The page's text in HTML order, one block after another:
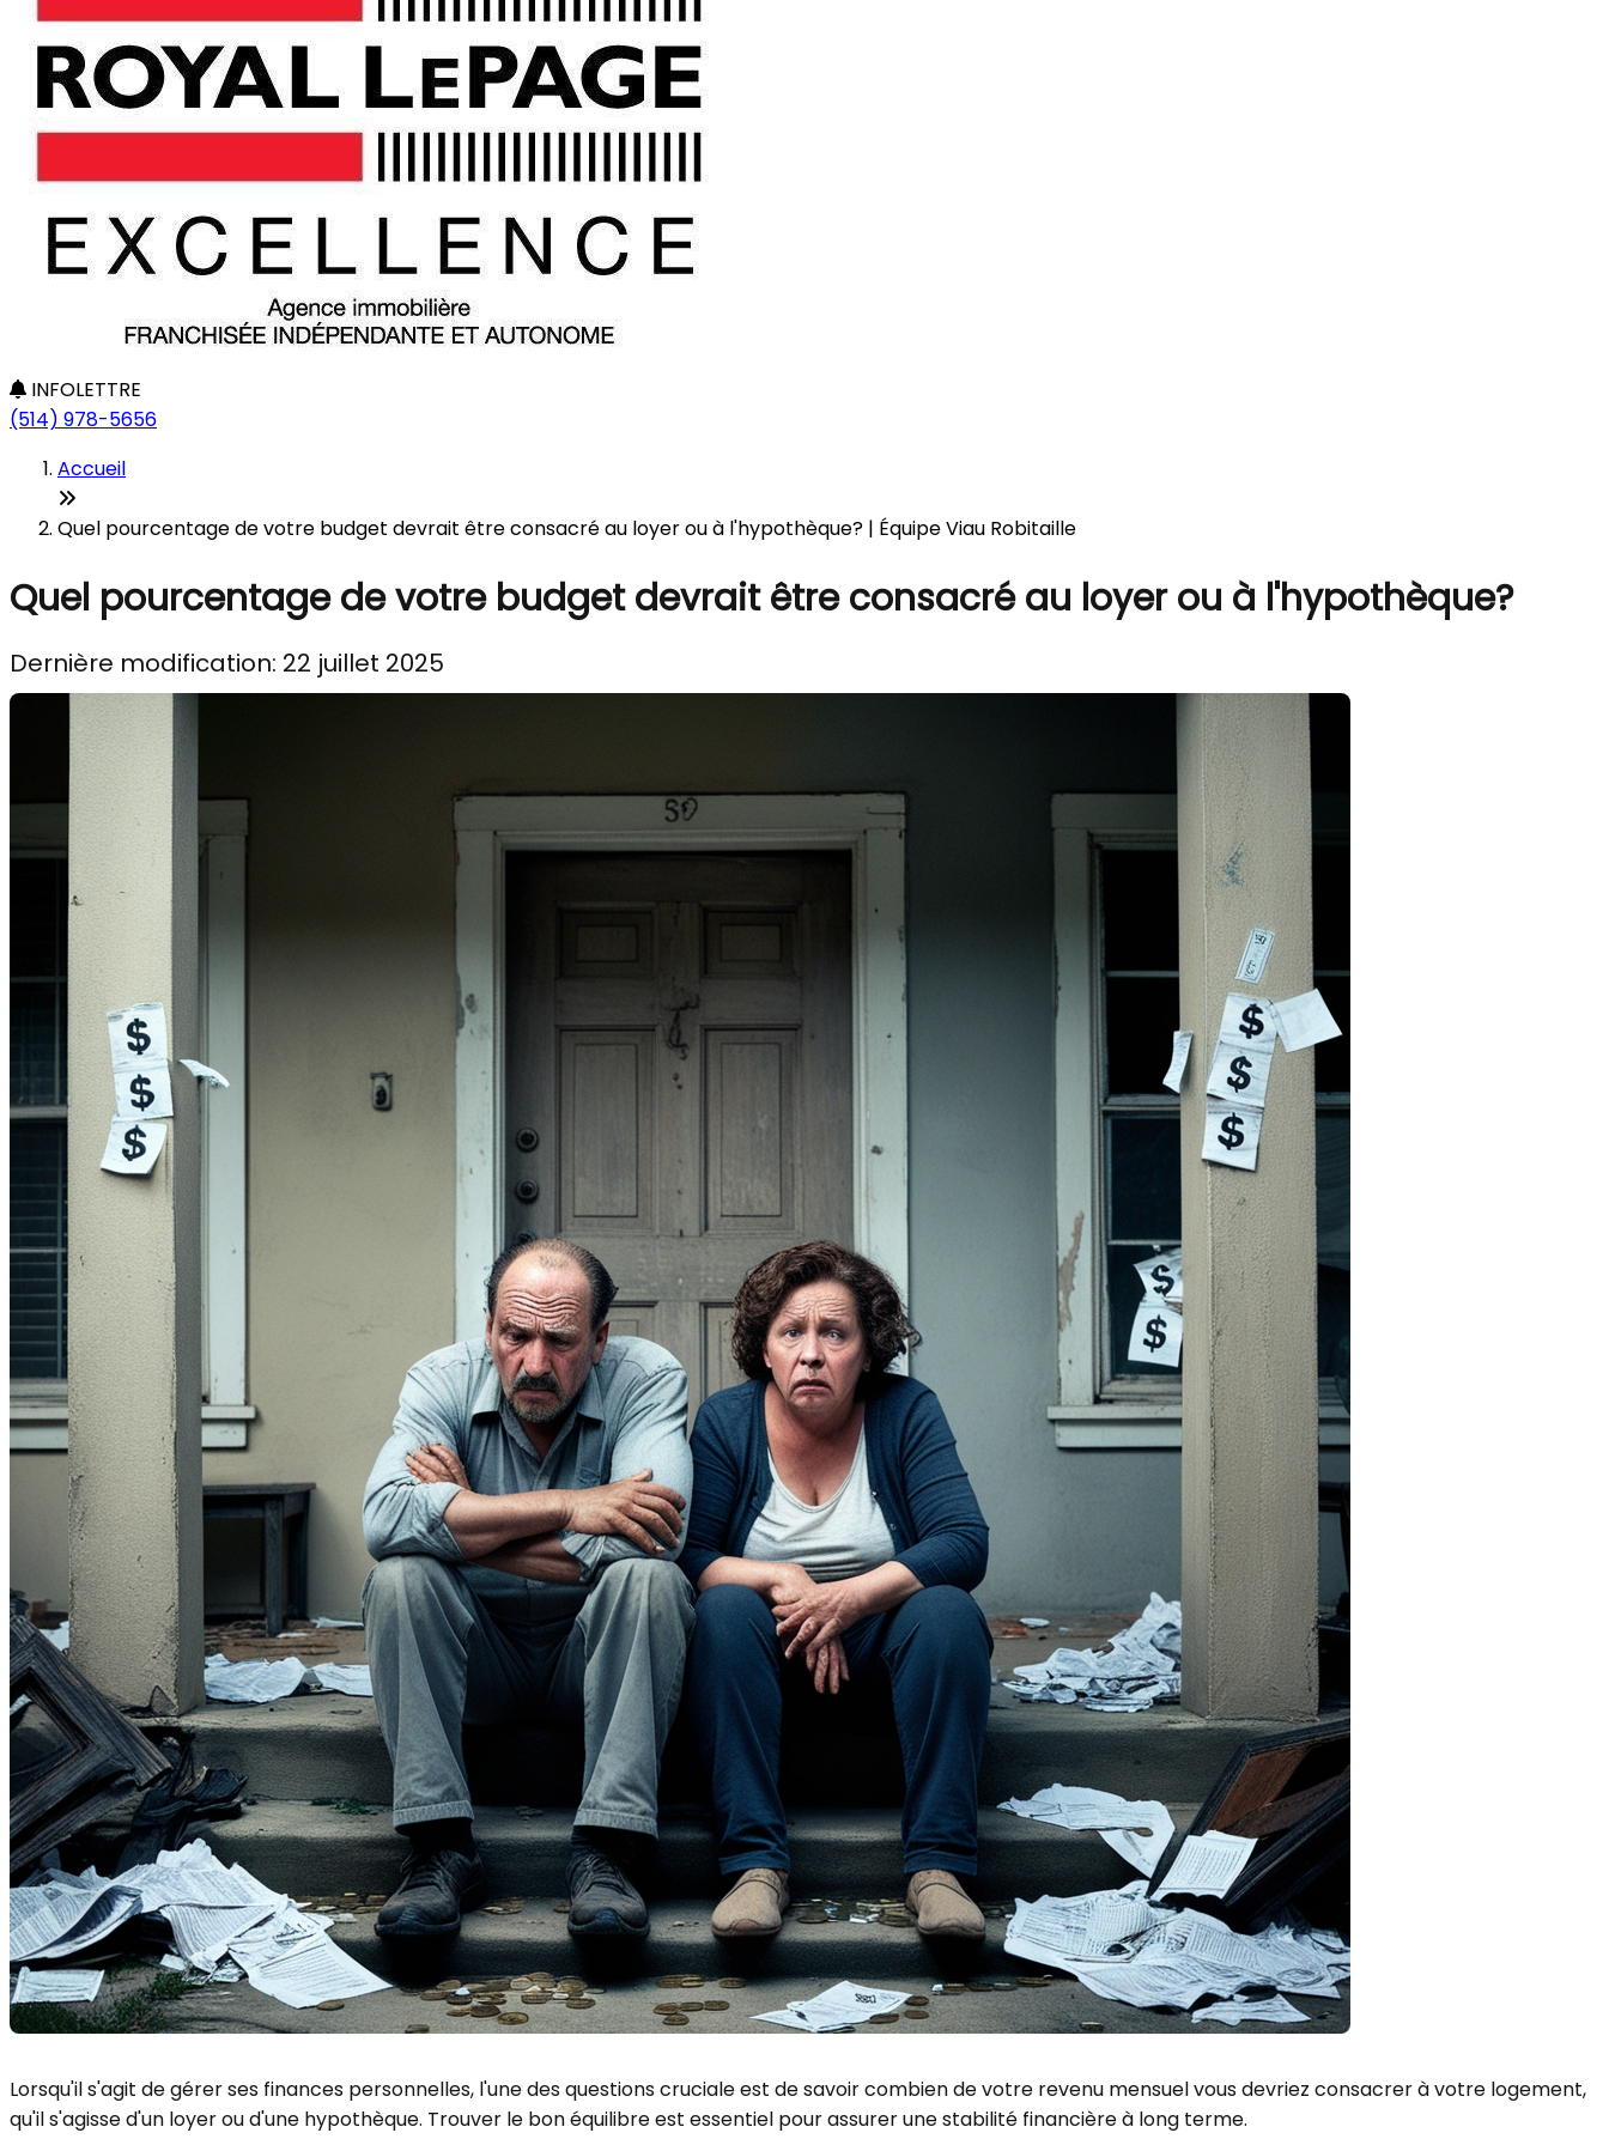
INFOLETTRE
(514) 978-5656
Accueil
Quel pourcentage de votre budget devrait être consacré au loyer ou à l'hypothèque? | Équipe Viau Robitaille
Quel pourcentage de votre budget devrait être consacré au loyer ou à l'hypothèque?
Dernière modification: 22 juillet 2025
Lorsqu'il s'agit de gérer ses finances personnelles, l'une des questions cruciale est de savoir combien de votre revenu mensuel vous devriez consacrer à votre logement,
qu'il s'agisse d'un loyer ou d'une hypothèque. Trouver le bon équilibre est essentiel pour assurer une stabilité financière à long terme.